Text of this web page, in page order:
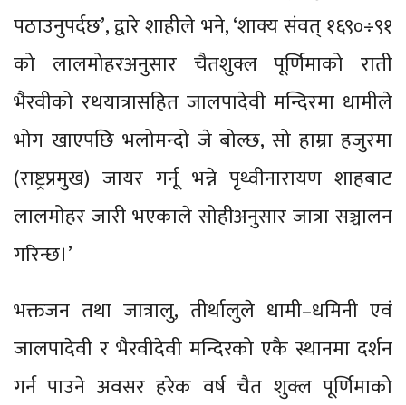
पठाउनुपर्दछ’, द्वारे शाहीले भने, ‘शाक्य संवत् १६९०÷९१
को लालमोहरअनुसार चैतशुक्ल पूर्णिमाको राती
भैरवीको रथयात्रासहित जालपादेवी मन्दिरमा धामीले
भोग खाएपछि भलोमन्दो जे बोल्छ, सो हाम्रा हजुरमा
(राष्ट्रप्रमुख) जायर गर्नू भन्ने पृथ्वीनारायण शाहबाट
लालमोहर जारी भएकाले सोहीअनुसार जात्रा सञ्चालन
गरिन्छ।’
भक्तजन तथा जात्रालु, तीर्थालुले धामी–धमिनी एवं
जालपादेवी र भैरवीदेवी मन्दिरको एकै स्थानमा दर्शन
गर्न पाउने अवसर हरेक वर्ष चैत शुक्ल पूर्णिमाको